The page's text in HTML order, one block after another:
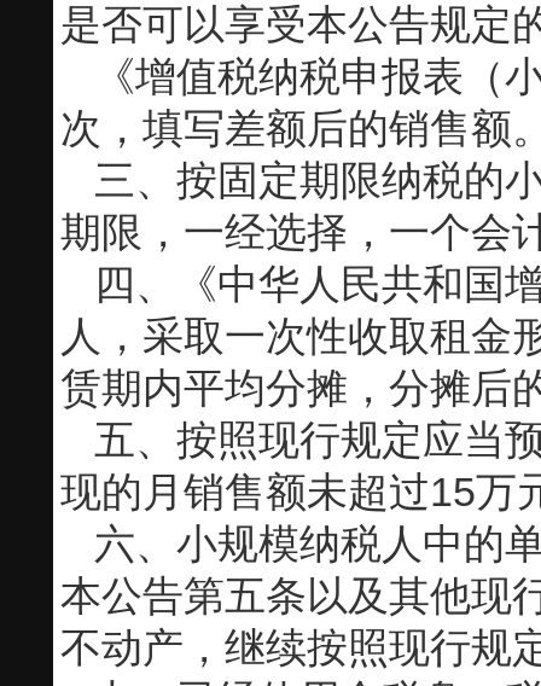
是否可以享受本公告规定
《增值税纳税申报表（
次，填写差额后的销售额
三、按固定期限纳税的
期限，一经选择，一个会
四、《中华人民共和国
人，采取一次性收取租金
赁期内平均分摊，分摊后
五、按照现行规定应当
现的月销售额未超过15万
六、小规模纳税人中的
本公告第五条以及其他现
不动产，继续按照现行规